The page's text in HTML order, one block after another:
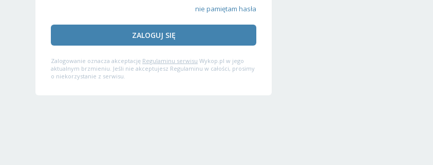
nie pamiętam hasła
ZALOGUJ SIĘ
Zalogowanie oznacza akceptację Regulaminu serwisu Wykop.pl w jego
aktualnym brzmieniu. Jeśli nie akceptujesz Regulaminu w całości, prosimy
o niekorzystanie z serwisu.